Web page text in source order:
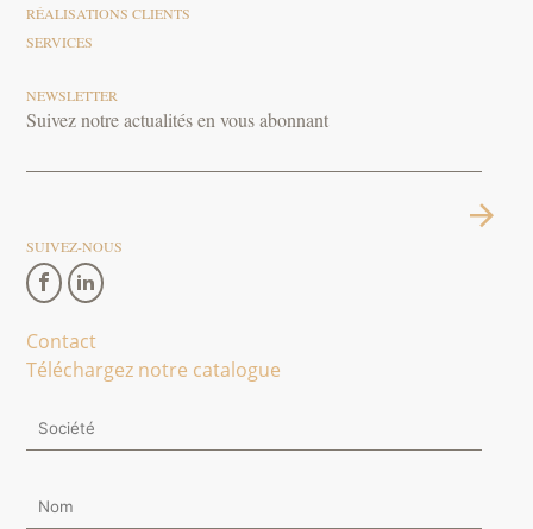
RÉALISATIONS CLIENTS
SERVICES
NEWSLETTER
Suivez notre actualités en vous abonnant
SUIVEZ-NOUS
Contact
Téléchargez notre catalogue